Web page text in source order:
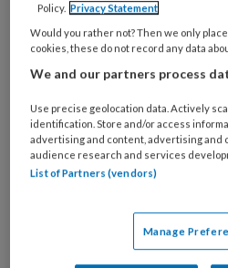
nu ook in het
Policy. Privacy Statement
Would you rather not? Then we only
cookies, these do not record any data
We and our partners process
Use precise geolocation data. Actively
identification. Store and/or access
advertising and content, advertising and
audience research and services
List of Partners (vendors)
Manage